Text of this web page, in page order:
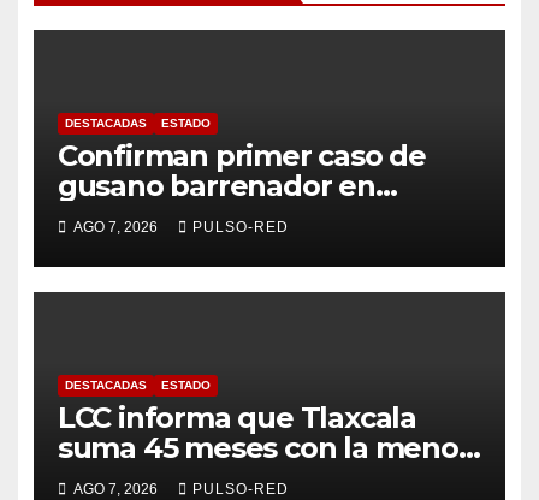
DESTACADAS ESTADO
Confirman primer caso de
gusano barrenador en
humano en Tlaxcala
AGO 7, 2026 PULSO-RED
DESTACADAS ESTADO
LCC informa que Tlaxcala
suma 45 meses con la menor
tasa de delitos en el país
AGO 7, 2026 PULSO-RED